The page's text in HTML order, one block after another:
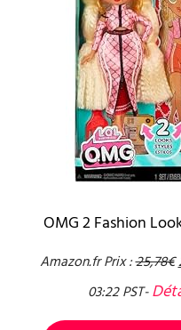
OMG 2 Fashion
Amazon.fr Prix :25,78€
03:22 PST-